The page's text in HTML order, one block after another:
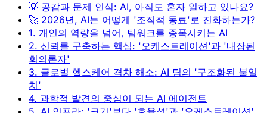
💡 공감과 문제 인식: AI, 아직도 혼자 일하고 있나요?
🚀 2026년, AI는 어떻게 '조직적 동료'로 진화하는가?
1. 개인의 역량을 넘어, 팀워크를 증폭시키는 AI
2. 신뢰를 구축하는 핵심: '오케스트레이션'과 '내장된
회의론자'
3. 글로벌 헬스케어 격차 해소: AI 팀의 '구조화된 불일
치'
4. 과학적 발견의 중심이 되는 AI 에이전트